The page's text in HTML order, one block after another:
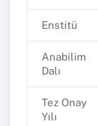
Enstitü
Anabilim
Dalı
Tez Onay
Yılı